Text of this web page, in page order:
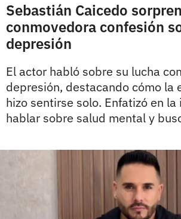
Sebastián Caicedo
conmovedora confesión
depresión
El actor habló sobre su lucha
depresión, destacando cómo la
hizo sentirse solo. Enfatizó en
hablar sobre salud mental y